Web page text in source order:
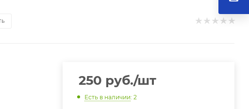
250 руб./шт
Есть в наличии: 2